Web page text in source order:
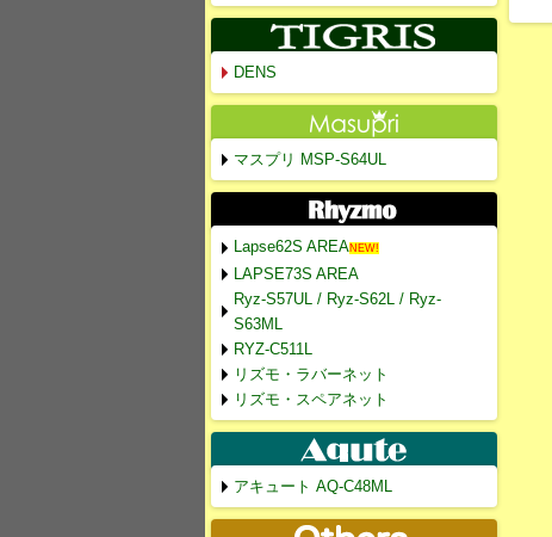
DENS
マスプリ MSP-S64UL
Lapse62S AREANEW!
LAPSE73S AREA
Ryz-S57UL / Ryz-S62L / Ryz-
S63ML
RYZ-C511L
リズモ・ラバーネット
リズモ・スペアネット
アキュート AQ-C48ML